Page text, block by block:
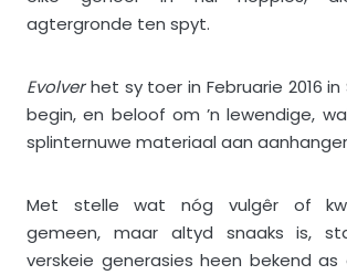
agtergronde ten spyt.
Evolverhet sy toer in Februarie 2016 in
begin, en beloof om ’n lewendige,
splinternuwe materiaal aan
Met stelle wat nóg vulgêr of
gemeen, maar altyd snaaks is,
verskeie generasies heen bekend as